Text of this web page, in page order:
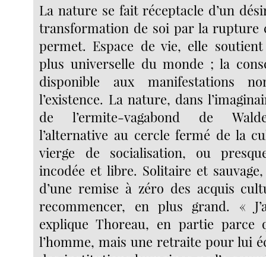
La nature se fait réceptacle d’un
transformation de soi par la rupture
permet. Espace de vie, elle
plus universelle du monde ; la
disponible aux manifestations
l’existence. La nature, dans
de l’ermite-vagabond de
l’alternative au cercle fermé de la
vierge de socialisation, ou
incodée et libre. Solitaire et sauvage,
d’une remise à zéro des acquis
recommencer, en plus grand. «
explique Thoreau, en partie parce
l’homme, mais une retraite pour lui